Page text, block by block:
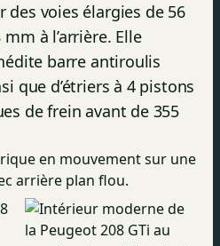
des voies élargies de 56
à l’arrière. Elle
barre antiroulis
que d’étriers à 4 pistons
de frein avant de 355